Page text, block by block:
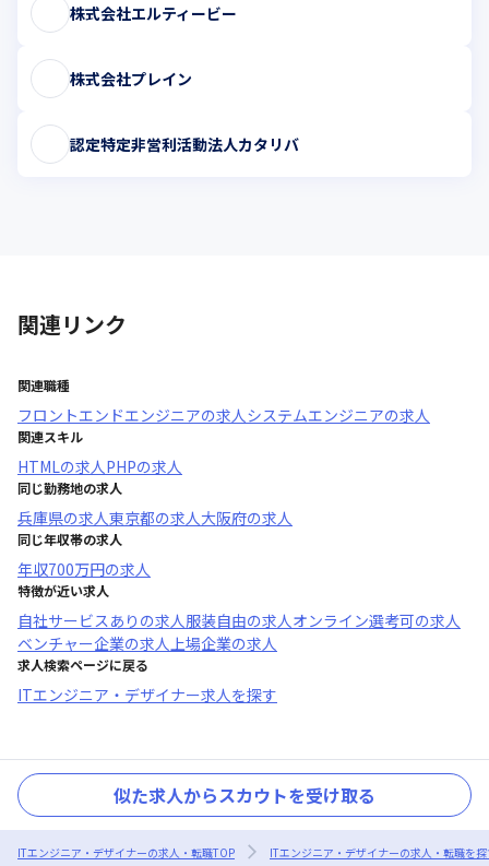
株式会社エルティービー
株式会社プレイン
認定特定非営利活動法人カタリバ
関連リンク
関連職種
フロントエンドエンジニアの求人システムエンジニアの求人
関連スキル
HTMLの求人PHPの求人
同じ勤務地の求人
兵庫県の求人東京都の求人大阪府の求人
同じ年収帯の求人
年収700万円の求人
特徴が近い求人
自社サービスあり の求人服装自由の求人オンライン選考可の求人
ベンチャー企業の求人上場企業の求人
求人検索ページに戻る
ITエンジニア・デザイナー求人を探す
似た求人からスカウトを受け取る
ITエンジニア・デザイナーの求人・転職TOP ITエンジニア・デザイナーの求人・転職を